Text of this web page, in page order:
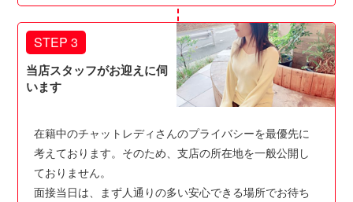
STEP 3
当店スタッフがお迎えに伺
います
在籍中のチャットレディさんのプライバシーを最優先に
考えております。そのため、支店の所在地を一般公開し
ておりません。
面接当日は、まず人通りの多い安心できる場所でお待ち